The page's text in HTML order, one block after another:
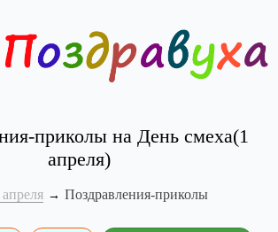
приколы на День смеха(1
апреля)
Поздравления-приколы